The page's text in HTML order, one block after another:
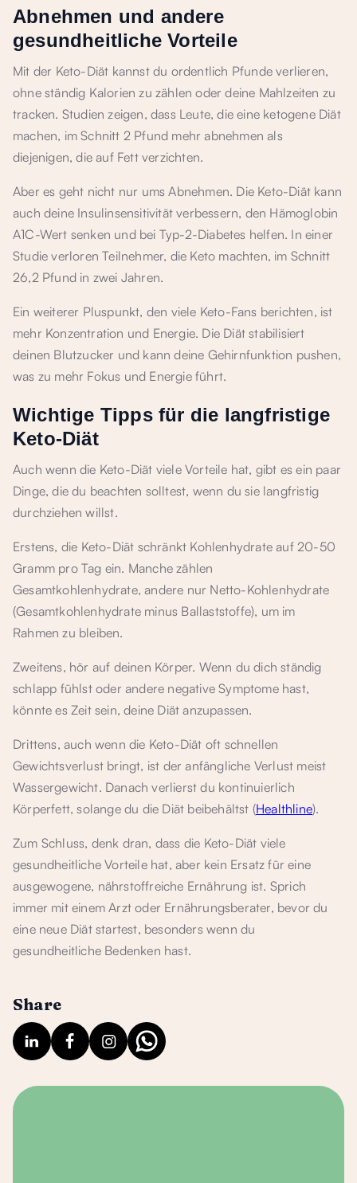
Abnehmen und andere
gesundheitliche Vorteile
Mit der Keto-Diät kannst du ordentlich Pfunde verlieren,
ohne ständig Kalorien zu zählen oder deine Mahlzeiten zu
tracken. Studien zeigen, dass Leute, die eine ketogene Diät
machen, im Schnitt 2 Pfund mehr abnehmen als
diejenigen, die auf Fett verzichten.
Aber es geht nicht nur ums Abnehmen. Die Keto-Diät kann
auch deine Insulinsensitivität verbessern, den Hämoglobin
A1C-Wert senken und bei Typ-2-Diabetes helfen. In einer
Studie verloren Teilnehmer, die Keto machten, im Schnitt
26,2 Pfund in zwei Jahren.
Ein weiterer Pluspunkt, den viele Keto-Fans berichten, ist
mehr Konzentration und Energie. Die Diät stabilisiert
deinen Blutzucker und kann deine Gehirnfunktion pushen,
was zu mehr Fokus und Energie führt.
Wichtige Tipps für die langfristige
Keto-Diät
Auch wenn die Keto-Diät viele Vorteile hat, gibt es ein paar
Dinge, die du beachten solltest, wenn du sie langfristig
durchziehen willst.
Erstens, die Keto-Diät schränkt Kohlenhydrate auf 20-50
Gramm pro Tag ein. Manche zählen
Gesamtkohlenhydrate, andere nur Netto-Kohlenhydrate
(Gesamtkohlenhydrate minus Ballaststoffe), um im
Rahmen zu bleiben.
Zweitens, hör auf deinen Körper. Wenn du dich ständig
schlapp fühlst oder andere negative Symptome hast,
könnte es Zeit sein, deine Diät anzupassen.
Drittens, auch wenn die Keto-Diät oft schnellen
Gewichtsverlust bringt, ist der anfängliche Verlust meist
Wassergewicht. Danach verlierst du kontinuierlich
Körperfett, solange du die Diät beibehältst (Healthline).
Zum Schluss, denk dran, dass die Keto-Diät viele
gesundheitliche Vorteile hat, aber kein Ersatz für eine
ausgewogene, nährstoffreiche Ernährung ist. Sprich
immer mit einem Arzt oder Ernährungsberater, bevor du
eine neue Diät startest, besonders wenn du
gesundheitliche Bedenken hast.
Share